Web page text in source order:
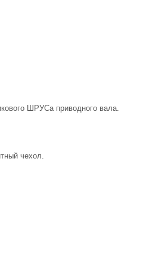
ШРУСа приводного вала.
чехол.